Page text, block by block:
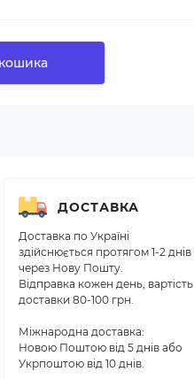
ДОСТАВКА
Доставка по Україні
здійснюється протягом 1-2 днів
через Нову Пошту.
Відправка кожен день, вартість
доставки 80-100 грн.
Міжнародна доставка:
Новою Поштою від 5 днів або
Укрпоштою від 10 днів.